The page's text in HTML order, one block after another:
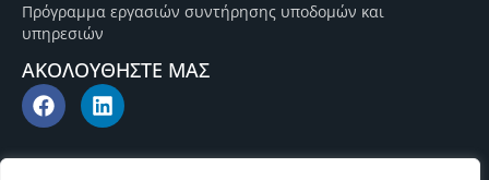
Πρόγραμμα εργασιών συντήρησης υποδομών και
υπηρεσιών
ΑΚΟΛΟΥΘΗΣΤΕ ΜΑΣ